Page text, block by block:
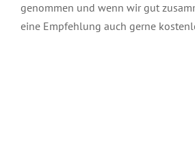
genommen und wenn wir gut
eine Empfehlung auch gerne